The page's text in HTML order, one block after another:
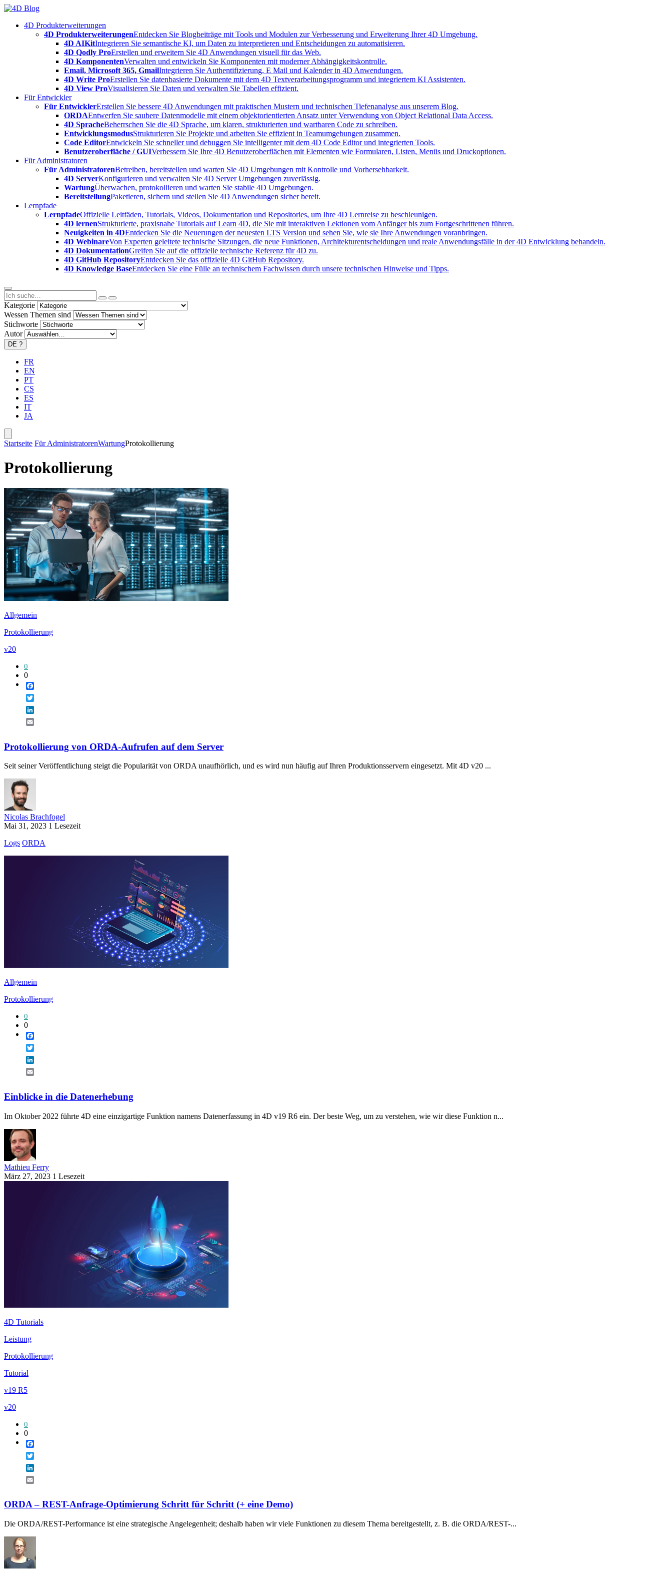
Skip
content4D Produkterweiterungen
4D ProdukterweiterungenEntdecken Sie Blogbeiträge mit Tools und Modulen zur Verbesserung und Erweiterung Ihrer 4D Umgebung.
4D AIKitIntegrieren Sie semantische KI, um Daten zu interpretieren und Entscheidungen zu automatisieren.
4D Qodly ProErstellen und erweitern Sie 4D Anwendungen visuell für das Web.
4D KomponentenVerwalten und entwickeln Sie Komponenten mit moderner Abhängigkeitskontrolle.
Email, Microsoft 365, GmailIntegrieren Sie Authentifizierung, E Mail und Kalender in 4D Anwendungen.
4D Write ProErstellen Sie datenbasierte Dokumente mit dem 4D Textverarbeitungsprogramm und integriertem KI Assistenten.
4D View ProVisualisieren Sie Daten und verwalten Sie Tabellen effizient.
Für Entwickler
Für EntwicklerErstellen Sie bessere 4D Anwendungen mit praktischen Mustern und technischen Tiefenanalyse aus unserem Blog.
ORDAEntwerfen Sie saubere Datenmodelle mit einem objektorientierten Ansatz unter Verwendung von Object Relational Data Access.
4D SpracheBeherrschen Sie die 4D Sprache, um klaren, strukturierten und wartbaren Code zu schreiben.
EntwicklungsmodusStrukturieren Sie Projekte und arbeiten Sie effizient in Teamumgebungen zusammen.
Code EditorEntwickeln Sie schneller und debuggen Sie intelligenter mit dem 4D Code Editor und integrierten Tools.
Benutzeroberfläche / GUIVerbessern Sie Ihre 4D Benutzeroberflächen mit Elementen wie Formularen, Listen, Menüs und Druckoptionen.
Für Administratoren
Für AdministratorenBetreiben, bereitstellen und warten Sie 4D Umgebungen mit Kontrolle und Vorhersehbarkeit.
4D ServerKonfigurieren und verwalten Sie 4D Server Umgebungen zuverlässig.
WartungÜberwachen, protokollieren und warten Sie stabile 4D Umgebungen.
BereitstellungPaketieren, sichern und stellen Sie 4D Anwendungen sicher bereit.
Lernpfade
LernpfadeOffizielle Leitfäden, Tutorials, Videos, Dokumentation und Repositories, um Ihre 4D Lernreise zu beschleunigen.
4D lernenStrukturierte, praxisnahe Tutorials auf Learn 4D, die Sie mit interaktiven Lektionen vom Anfänger bis zum Fortgeschrittenen führen.
Neuigkeiten in 4DEntdecken Sie die Neuerungen der neuesten LTS Version und sehen Sie, wie sie Ihre Anwendungen voranbringen.
4D WebinareVon Experten geleitete technische Sitzungen, die neue Funktionen, Architekturentscheidungen und reale Anwendungsfälle in der 4D Entwicklung behandeln.
4D DokumentationGreifen Sie auf die offizielle technische Referenz für 4D zu.
4D GitHub RepositoryEntdecken Sie das offizielle 4D GitHub Repository.
4D Knowledge BaseEntdecken Sie eine Fülle an technischem Fachwissen durch unsere technischen Hinweise und Tipps.
Kategorie
Wessen Themen sind
Stichworte
Autor
DE ?
FR
EN
PT
CS
ES
IT
JA
Startseite Für AdministratorenWartungProtokollierung
Protokollierung
Allgemein
Protokollierung
v20
0
0
Protokollierung von ORDA-Aufrufen auf dem Server
Seit seiner Veröffentlichung steigt die Popularität von ORDA unaufhörlich, und es wird nun häufig auf Ihren Produktionsservern eingesetzt. Mit 4D v20 ...
Nicolas Brachfogel
Mai 31, 2023 1 Lesezeit
Logs ORDA
Allgemein
Protokollierung
0
0
Einblicke in die Datenerhebung
Im Oktober 2022 führte 4D eine einzigartige Funktion namens Datenerfassung in 4D v19 R6 ein. Der beste Weg, um zu verstehen, wie wir diese Funktion n...
Mathieu Ferry
März 27, 2023 1 Lesezeit
4D Tutorials
Leistung
Protokollierung
Tutorial
v19 R5
v20
0
0
ORDA – REST-Anfrage-Optimierung Schritt für Schritt (+ eine Demo)
Die ORDA/REST-Performance ist eine strategische Angelegenheit; deshalb haben wir viele Funktionen zu diesem Thema bereitgestellt, z. B. die ORDA/REST-...